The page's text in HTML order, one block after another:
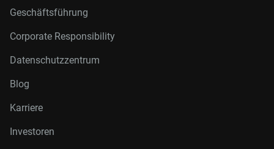
Geschäftsführung
Corporate Responsibility
Datenschutzzentrum
Blog
Karriere
Investoren